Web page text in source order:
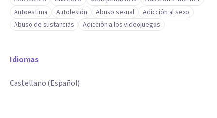
Autoestima
Autolesión Abuso sexual
Adicción al sexo
Abuso de sustancias
Adicción a los videojuegos
Idiomas
Castellano (Español)